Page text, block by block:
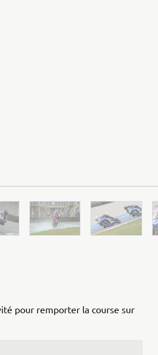
pour remporter la course sur